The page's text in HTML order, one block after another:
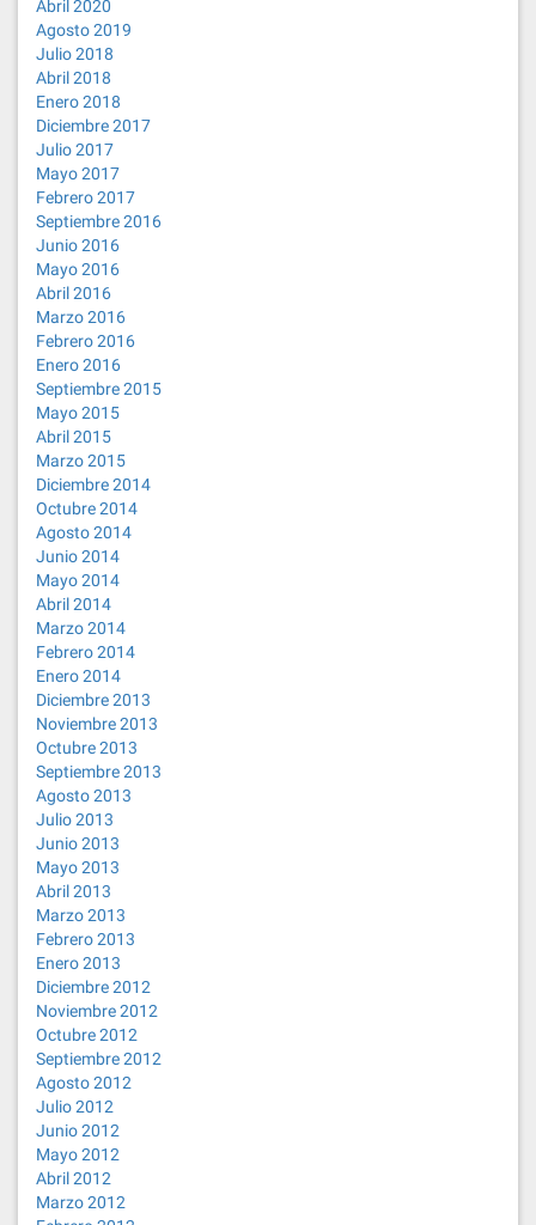
Abril 2020
Agosto 2019
Julio 2018
Abril 2018
Enero 2018
Diciembre 2017
Julio 2017
Mayo 2017
Febrero 2017
Septiembre 2016
Junio 2016
Mayo 2016
Abril 2016
Marzo 2016
Febrero 2016
Enero 2016
Septiembre 2015
Mayo 2015
Abril 2015
Marzo 2015
Diciembre 2014
Octubre 2014
Agosto 2014
Junio 2014
Mayo 2014
Abril 2014
Marzo 2014
Febrero 2014
Enero 2014
Diciembre 2013
Noviembre 2013
Octubre 2013
Septiembre 2013
Agosto 2013
Julio 2013
Junio 2013
Mayo 2013
Abril 2013
Marzo 2013
Febrero 2013
Enero 2013
Diciembre 2012
Noviembre 2012
Octubre 2012
Septiembre 2012
Agosto 2012
Julio 2012
Junio 2012
Mayo 2012
Abril 2012
Marzo 2012